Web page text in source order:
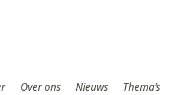
Over ons Nieuws Thema’s